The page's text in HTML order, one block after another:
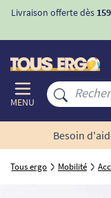
Livraison offerte dès
MENU
Besoin
Tous ergo Mobilité